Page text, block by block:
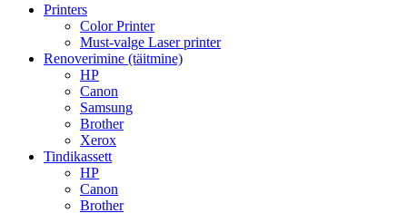
Printers
Color Printer
Must-valge Laser printer
Renoverimine (täitmine)
HP
Canon
Samsung
Brother
Xerox
Tindikassett
HP
Canon
Brother